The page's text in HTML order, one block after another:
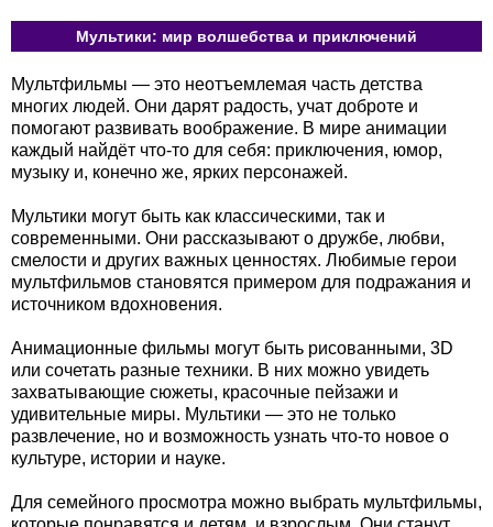
Мультики: мир волшебства и приключений
Мультфильмы — это неотъемлемая часть детства
многих людей. Они дарят радость, учат доброте и
помогают развивать воображение. В мире анимации
каждый найдёт что-то для себя: приключения, юмор,
музыку и, конечно же, ярких персонажей.
Мультики могут быть как классическими, так и
современными. Они рассказывают о дружбе, любви,
смелости и других важных ценностях. Любимые герои
мультфильмов становятся примером для подражания и
источником вдохновения.
Анимационные фильмы могут быть рисованными, 3D
или сочетать разные техники. В них можно увидеть
захватывающие сюжеты, красочные пейзажи и
удивительные миры. Мультики — это не только
развлечение, но и возможность узнать что-то новое о
культуре, истории и науке.
Для семейного просмотра можно выбрать мультфильмы,